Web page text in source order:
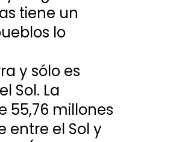
tiene un
lo
y sólo es
Sol. La
55,76 millones
entre el Sol y